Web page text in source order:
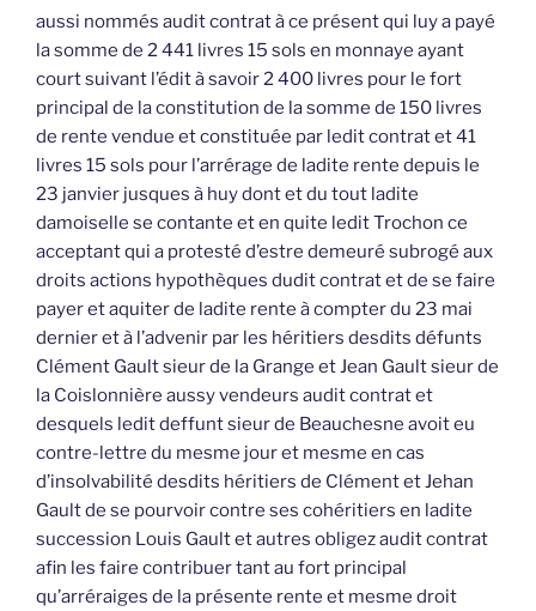
aussi nommés audit contrat à ce présent qui luy a payé
la somme de 2 441 livres 15 sols en monnaye ayant
court suivant l’édit à savoir 2 400 livres pour le fort
principal de la constitution de la somme de 150 livres
de rente vendue et constituée par ledit contrat et 41
livres 15 sols pour l’arrérage de ladite rente depuis le
23 janvier jusques à huy dont et du tout ladite
damoiselle se contante et en quite ledit Trochon ce
acceptant qui a protesté d’estre demeuré subrogé aux
droits actions hypothèques dudit contrat et de se faire
payer et aquiter de ladite rente à compter du 23 mai
dernier et à l’advenir par les héritiers desdits défunts
Clément Gault sieur de la Grange et Jean Gault sieur de
la Coislonnière aussy vendeurs audit contrat et
desquels ledit deffunt sieur de Beauchesne avoit eu
contre-lettre du mesme jour et mesme en cas
d’insolvabilité desdits héritiers de Clément et Jehan
Gault de se pourvoir contre ses cohéritiers en ladite
succession Louis Gault et autres obligez audit contrat
afin les faire contribuer tant au fort principal
qu’arréraiges de la présente rente et mesme droit